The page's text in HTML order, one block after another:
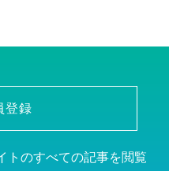
登録
トのすべての記事を閲覧